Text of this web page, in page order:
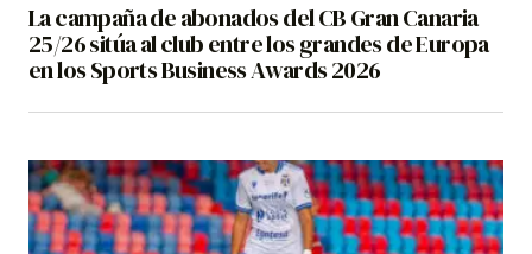
La campaña de abonados del CB Gran Canaria
25/26 sitúa al club entre los grandes de Europa
en los Sports Business Awards 2026